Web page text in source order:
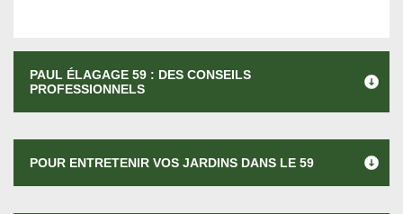
PAUL ÉLAGAGE 59 : DES CONSEILS
PROFESSIONNELS
POUR ENTRETENIR VOS JARDINS DANS LE 59